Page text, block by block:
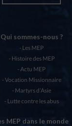
Qui sommes-nous ?
Les MEP
Histoire des MEP
Actu MEP
Vocation Missionnaire
Martyrs d’Asie
Lutte contre les abus
MEP dans le monde